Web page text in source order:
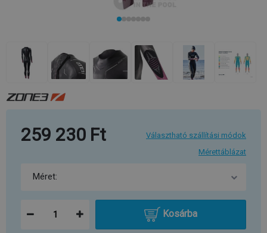
259 230 Ft
Választható szállítási módok
Mérettáblázat
Kosárba